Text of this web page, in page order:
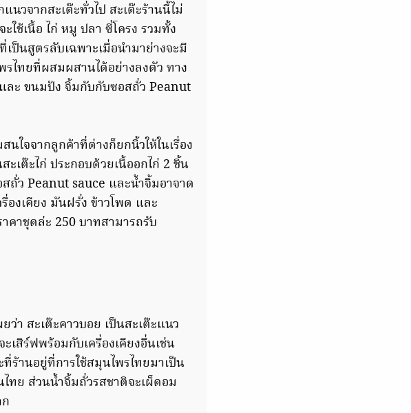
นวจากสะเต๊ะทั่วไป สะเต๊ะร้านนี้ไม่
ใช้เนื้อ ไก่ หมู ปลา ซี่โครง รวมทั้ง
ป็นสูตรลับเฉพาะเมื่อนำมาย่างจะมี
ไทยที่ผสมผสานได้อย่างลงตัว ทาง
ละ ขนมปัง จิ้มกับกับซอสถั่ว Peanut
นใจจากลูกค้าที่ต่างก็ยกนิ้วให้ในเรื่อง
เต๊ะไก่ ประกอบด้วยเนื้ออกไก่ 2 ชิ้น
ถั่ว Peanut sauce และน้ำจิ้มอาจาด
องเคียง มันฝรั่ง ข้าวโพด และ
คาชุดล่ะ 250 บาทสามารถรับ
า สะเต๊ะคาวบอย เป็นสะเต๊ะแนว
เสิร์ฟพร้อมกับเครื่องเคียงอื่นเช่น
ร้านอยู่ที่การใช้สมุนไพรไทยมาเป็น
ทย ส่วนน้ำจิ้มถั่วรสชาติจะเผ็ดอม